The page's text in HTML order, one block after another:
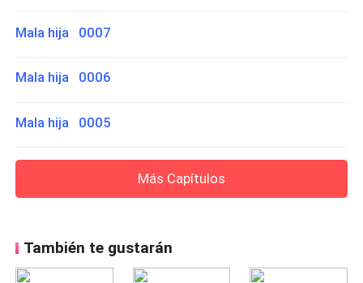
Mala hija 0007
Mala hija 0006
Mala hija 0005
Más Capítulos
También te gustarán